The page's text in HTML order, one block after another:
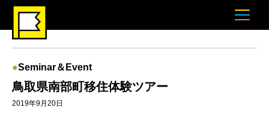
Seminar＆Event
鳥取県南部町移住体験ツアー
2019年9月20日